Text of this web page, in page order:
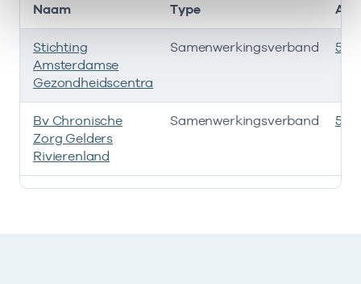
Deze onderneming heeft een relatie met de volgende
Naam Type
Stichting
Amsterdamse
Gezondheidscentra
Samenwerkingsverband
Bv Chronische
Zorg Gelders
Rivierenland
Samenwerkingsverband